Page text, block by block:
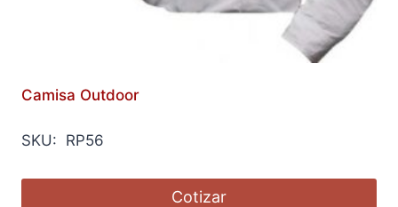
Camisa Outdoor
SKU: RP56
Cotizar